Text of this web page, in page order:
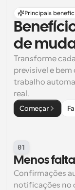
Principais
de
Transforme
previsível e
trabalho
real.
Começar
01
Menos
Confirmações
notificações no